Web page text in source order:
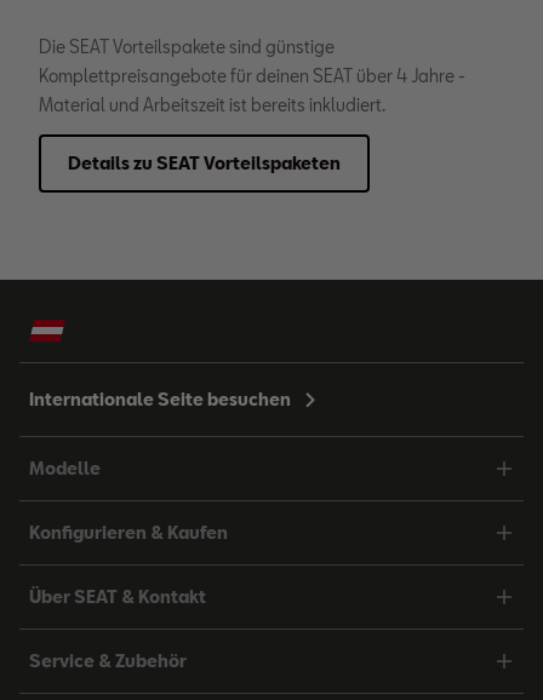
Die SEAT Vorteilspakete sind günstige
Komplettpreisangebote für deinen SEAT über 4 Jahre -
Material und Arbeitszeit ist bereits inkludiert.
Details zu SEAT Vorteilspaketen
Internationale Seite besuchen
Modelle
Konfigurieren & Kaufen
Über SEAT & Kontakt
Service & Zubehör